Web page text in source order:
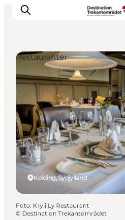
LEGOLAND® Billund
Byer
Det sker
Overnatning
Planlæg din rejse
Køb
Kolding, Sydjylland
Restauranter
Foto: Kry i Ly Restaurant
© Destination Trekantområdet